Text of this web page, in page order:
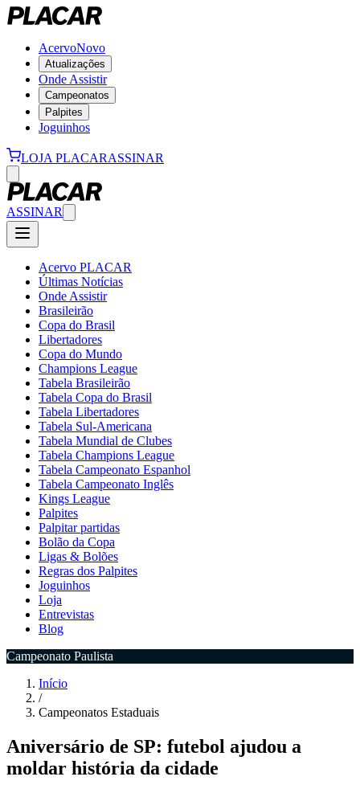
AcervoNovo
Atualizações
Onde Assistir
Campeonatos
Palpites
Joguinhos
LOJA PLACARASSINAR
ASSINAR
Acervo PLACAR
Últimas Notícias
Onde Assistir
Brasileirão
Copa do Brasil
Libertadores
Copa do Mundo
Champions League
Tabela Brasileirão
Tabela Copa do Brasil
Tabela Libertadores
Tabela Sul-Americana
Tabela Mundial de Clubes
Tabela Champions League
Tabela Campeonato Espanhol
Tabela Campeonato Inglês
Kings League
Palpites
Palpitar partidas
Bolão da Copa
Ligas & Bolões
Regras dos Palpites
Joguinhos
Loja
Entrevistas
Blog
Campeonato Paulista
Início
/
Campeonatos Estaduais
Aniversário de SP: futebol ajudou a
moldar história da cidade